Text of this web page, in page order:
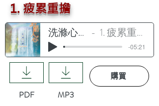
1. 疲累重擔
洗滌心懷 1. 疲累重擔
-05:21
購買
PDF MP3